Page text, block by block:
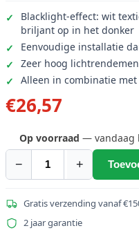
Blacklight-effect: wit
briljant op in het donker
Eenvoudige installatie
Zeer hoog
Alleen in combinatie
€26,57
Op voorraad — vandaag
−
OMNILUX
lamp
125W
+
Gratis verzending vanaf
2 jaar garantie